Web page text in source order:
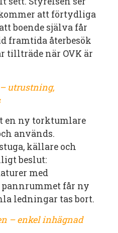
att förtydliga
boende själva får
framtida återbesök
tillträde när OVK är
utrustning,
en ny torktumlare
används.
källare och
beslut:
med
pannrummet får ny
ledningar tas bort.
– enkel inhägnad